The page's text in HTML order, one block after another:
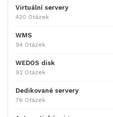
Virtuální servery
420 Otázek
WMS
94 Otázek
WEDOS disk
92 Otázek
Dedikované servery
76 Otázek